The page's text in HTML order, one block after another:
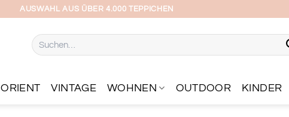
AUSWAHL AUS ÜBER 4.000 TEPPICHEN
Suchen
nach:
ORIENT VINTAGE WOHNEN OUTDOOR KINDER